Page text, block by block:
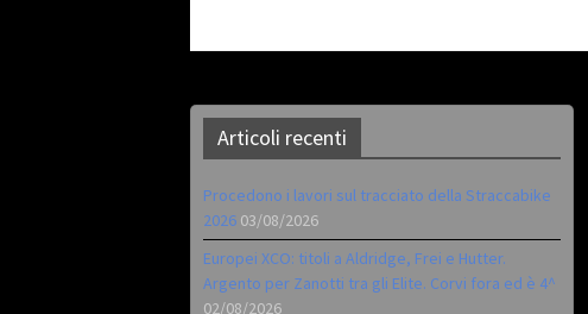
Articoli recenti
Procedono i lavori sul tracciato della Straccabike
2026 03/08/2026
Europei XCO: titoli a Aldridge, Frei e Hutter.
Argento per Zanotti tra gli Elite. Corvi fora ed è 4^
02/08/2026